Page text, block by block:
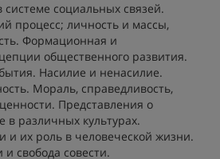
системе социальных связей.
процесс; личность и массы,
Формационная и
общественного развития.
Насилие и ненасилие.
Мораль, справедливость,
Представления о
в различных культурах.
и их роль в человеческой жизни.
свобода совести.